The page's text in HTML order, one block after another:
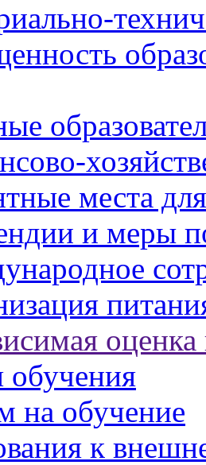
места
и меры
оценка
обучения
на обучение
к